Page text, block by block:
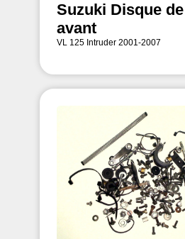
Suzuki Disque
avant
VL 125 Intruder 2001-2007